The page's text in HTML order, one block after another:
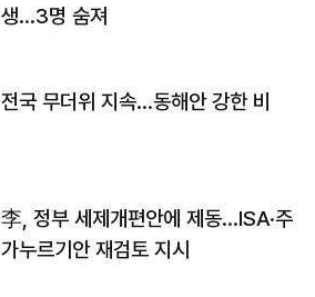
생…3명 숨져
전국 무더위 지속…동해안 강한 비
李, 정부 세제개편안에 제동…ISA·주
가누르기안 재검토 지시